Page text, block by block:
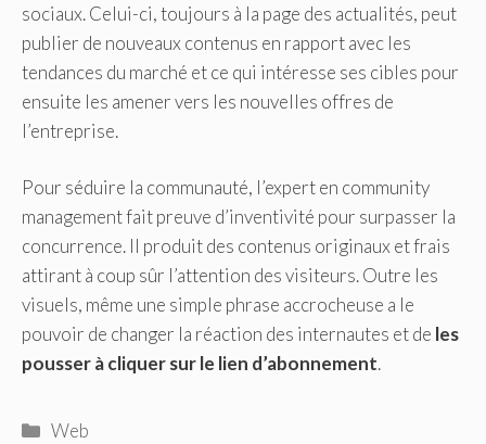
sociaux. Celui-ci, toujours à la page des actualités, peut
publier de nouveaux contenus en rapport avec les
tendances du marché et ce qui intéresse ses cibles pour
ensuite les amener vers les nouvelles offres de
l’entreprise.
Pour séduire la communauté, l’expert en community
management fait preuve d’inventivité pour surpasser la
concurrence. Il produit des contenus originaux et frais
attirant à coup sûr l’attention des visiteurs. Outre les
visuels, même une simple phrase accrocheuse a le
pouvoir de changer la réaction des internautes et de les
pousser à cliquer sur le lien d’abonnement.
Catégories
Web